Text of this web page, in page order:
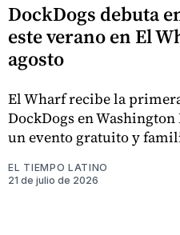
DockDogs debuta
este verano en El
agosto
El Wharf recibe la
DockDogs en Washington
un evento gratuito y
EL TIEMPO LATINO
21 de julio de 2026